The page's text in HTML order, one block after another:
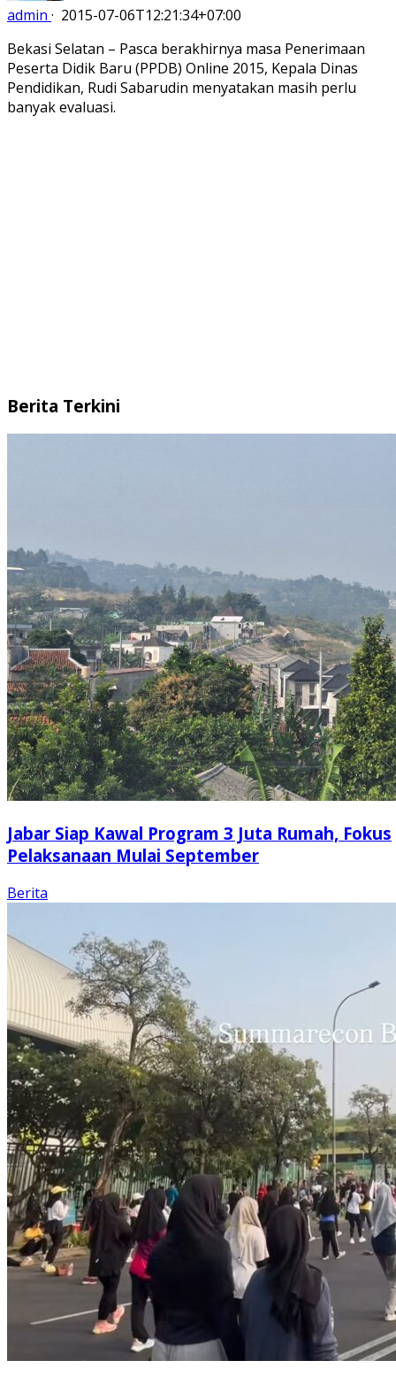
admin · 2015-07-06T12:21:34+07:00
Bekasi Selatan – Pasca berakhirnya masa Penerimaan
Peserta Didik Baru (PPDB) Online 2015, Kepala Dinas
Pendidikan, Rudi Sabarudin menyatakan masih perlu
banyak evaluasi.
Berita Terkini
Jabar Siap Kawal Program 3 Juta Rumah, Fokus
Pelaksanaan Mulai September
Berita